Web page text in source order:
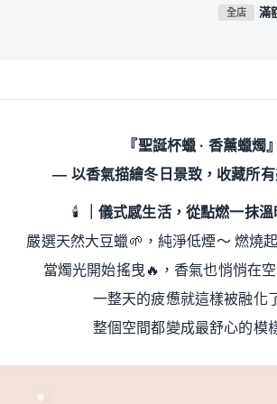
全店 滿
『聖誕杯蠟 · 香薰蠟燭』
— 以香氣描繪冬日景致，收藏所
🕯
｜儀式感生活，從點燃一抹溫
嚴選天然大豆蠟🌱 ，純淨低煙～ 燃燒
當燭光開始搖曳🔥 ，香氣也悄悄在
一整天的疲憊就這樣被融化
整個空間都變成最舒心的模